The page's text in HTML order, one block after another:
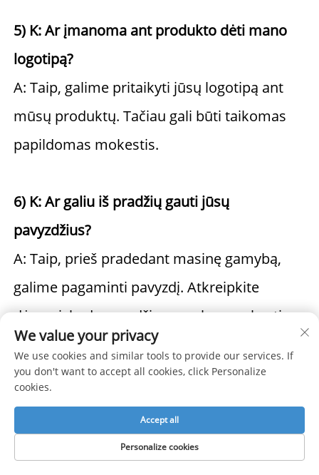
5) K: Ar įmanoma ant produkto dėti mano
logotipą?
A: Taip, galime pritaikyti jūsų logotipą ant
mūsų produktų. Tačiau gali būti taikomas
papildomas mokestis.
6) K: Ar galiu iš pradžių gauti jūsų
pavyzdžius?
A: Taip, prieš pradedant masinę gamybą,
galime pagaminti pavyzdį. Atkreipkite
dėmesį, kad pavyzdžio gamybos mokestis
gali būti pridėtas prie jūsų užsakymo.
Rekomenduojami produktai
We value your privacy
We use cookies and similar tools to provide our services. If
you don't want to accept all cookies, click Personalize
cookies.
Personalize cookies
Accept all